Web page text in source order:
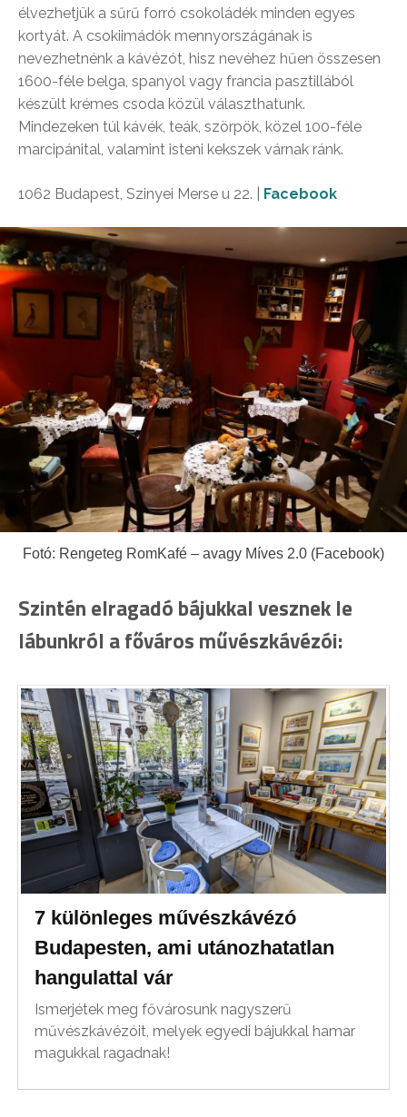
élvezhetjük a sűrű forró csokoládék minden egyes
kortyát. A csokiimádók mennyországának is
nevezhetnénk a kávézót, hisz nevéhez hűen összesen
1600-féle belga, spanyol vagy francia pasztillából
készült krémes csoda közül választhatunk.
Mindezeken túl kávék, teák, szörpök, közel 100-féle
marcipánital, valamint isteni kekszek várnak ránk.
1062 Budapest, Szinyei Merse u 22. | Facebook
Fotó: Rengeteg RomKafé – avagy Míves 2.0 (Facebook)
Szintén elragadó bájukkal vesznek le
lábunkról a főváros művészkávézói:
7 különleges művészkávézó
Budapesten, ami utánozhatatlan
hangulattal vár
Ismerjétek meg fővárosunk nagyszerű
művészkávézóit, melyek egyedi bájukkal hamar
magukkal ragadnak!